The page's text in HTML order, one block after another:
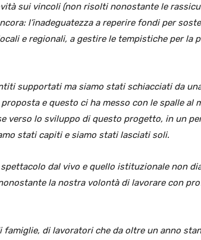
sui vincoli (non risolti nonostante le
l’inadeguatezza a reperire fondi per
e regionali, a gestire le tempistiche per la
supportati ma siamo stati schiacciati da
e questo ci ha messo con le spalle al
verso lo sviluppo di questo progetto, in un
stati capiti e siamo stati lasciati soli.
dal vivo e quello istituzionale non
la nostra volontà di lavorare con
di lavoratori che da oltre un anno